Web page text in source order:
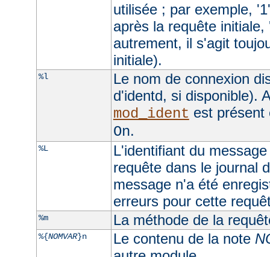
utilisée ; par exemple,
après la requête
autrement, il s'agit
initiale).
%l
Le nom de connexion
d'identd, si disponible).
mod_ident est
On.
%L
L'identifiant du
requête dans le journal
message n'a été
erreurs pour cette
%m La méthode de la
%{NOMVAR}n Le contenu de la note